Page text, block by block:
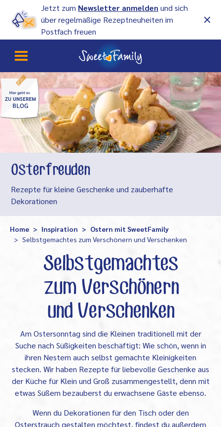
Jetzt zum Newsletter anmelden und sich
über regelmäßige Rezeptneuheiten im
Postfach freuen
Osterfreuden
Rezepte für kleine Geschenke und zauberhafte
Dekorationen
Home Inspiration
Ostern mit SweetFamily
Selbstgemachtes zum Verschönern und Verschenken
Selbstgemachtes
zum Verschönern
und Verschenken
Am Ostersonntag sind die Kleinen traditionell mit der
Suche nach Süßigkeiten beschäftigt: Wie schön, wenn in
ihren Nestern auch selbst gemachte Kleinigkeiten
stecken. Wir haben Rezepte für liebevolle Geschenke aus
der Küche für Klein und Groß zusammengestellt, denn mit
etwas Süßem bezauberst du erwachsene Gäste ebenso.
Wenn du Dekorationen für den Tisch oder den
Osterstrauch gestalten möchtest, findest du außerdem